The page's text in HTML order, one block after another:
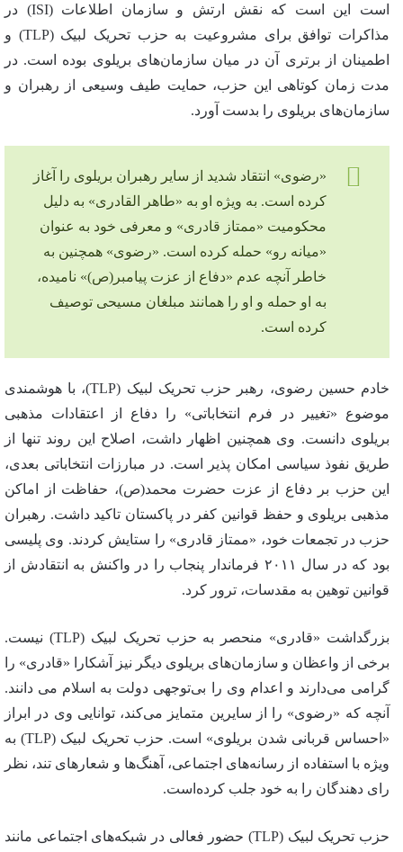
است این است که نقش ارتش و سازمان اطلاعات (ISI) در
مذاکرات توافق برای مشروعیت به حزب تحریک لبیک (TLP) و
اطمینان از برتری آن در میان سازمان‌های بریلوی بوده است. در
مدت زمان کوتاهی این حزب، حمایت طیف وسیعی از رهبران و
سازمان‌های بریلوی را بدست آورد.
«رضوی» انتقاد شدید از سایر رهبران بریلوی را آغاز
کرده است. به ویژه او به «طاهر القادری» به دلیل
محکومیت «ممتاز قادری» و معرفی خود به عنوان
«میانه رو» حمله کرده است. «رضوی» همچنین به
خاطر آنچه عدم «دفاع از عزت پیامبر(ص)» نامیده،
به او حمله و او را همانند مبلغان مسیحی توصیف
کرده است.
خادم حسین رضوی، رهبر حزب تحریک لبیک (TLP)، با هوشمندی
موضوع «تغییر در فرم انتخاباتی» را دفاع از اعتقادات مذهبی
بریلوی دانست. وی همچنین اظهار داشت، اصلاح این روند تنها از
طریق نفوذ سیاسی امکان پذیر است. در مبارزات انتخاباتی بعدی،
این حزب بر دفاع از عزت حضرت محمد(ص)، حفاظت از اماکن
مذهبی بریلوی و حفظ قوانین کفر در پاکستان تاکید داشت. رهبران
حزب در تجمعات خود، «ممتاز قادری» را ستایش کردند. وی پلیسی
بود که در سال ۲۰۱۱ فرماندار پنجاب را در واکنش به انتقادش از
قوانین توهین به مقدسات، ترور کرد.
بزرگداشت «قادری» منحصر به حزب تحریک لبیک (TLP) نیست.
برخی از واعظان و سازمان‌های بریلوی دیگر نیز آشکارا «قادری» را
گرامی می‌دارند و اعدام وی را بی‌توجهی دولت به اسلام می دانند.
آنچه که «رضوی» را از سایرین متمایز می‌کند، توانایی وی در ابراز
«احساس قربانی شدن بریلوی» است. حزب تحریک لبیک (TLP) به
ویژه با استفاده از رسانه‌های اجتماعی، آهنگ‌ها و شعارهای تند، نظر
رای دهندگان را به خود جلب کرده‌است.
حزب تحریک لبیک (TLP) حضور فعالی در شبکه‌های اجتماعی مانند